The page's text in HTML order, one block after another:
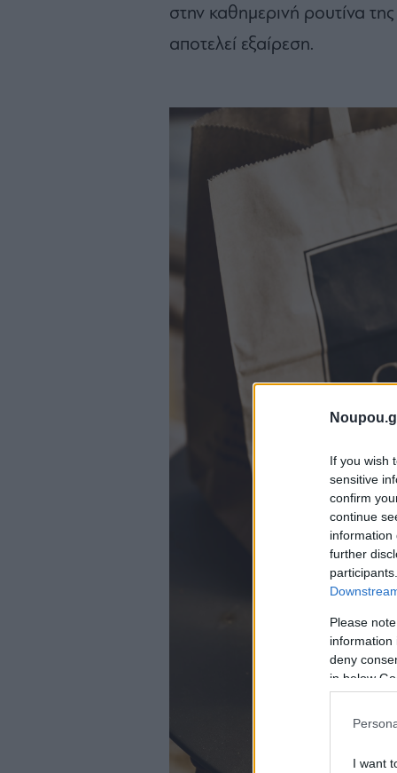
If you wish
sensitive
confirm
continue
information
further
Please
information
deny
in below
I want
στην καθημερινή ρουτίνα
αποτελεί εξαίρεση.